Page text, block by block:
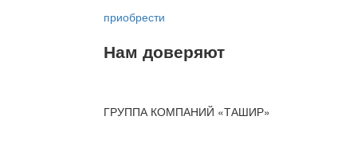
приобрести
Нам доверяют
ГРУППА КОМПАНИЙ «ТАШИР»